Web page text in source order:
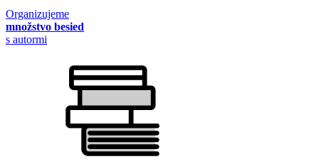
Organizujeme
množstvo besied
s autormi